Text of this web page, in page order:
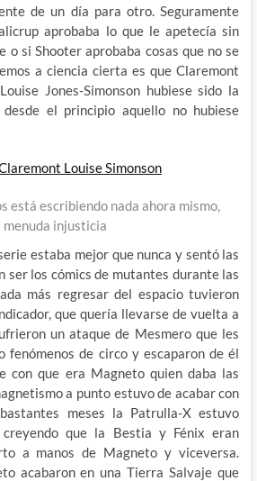
de un día para otro. Seguramente
aprobaba lo que le apetecía sin
o si Shooter aprobaba cosas que no se
a ciencia cierta es que Claremont
Jones-Simonson hubiese sido la
el principio aquello no hubiese
está escribiendo nada ahora mismo,
menuda injusticia
estaba mejor que nunca y sentó las
ser los cómics de mutantes durante las
más regresar del espacio tuvieron
que quería llevarse de vuelta a
un ataque de Mesmero que les
fenómenos de circo y escaparon de él
con que era Magneto quien daba las
a punto estuvo de acabar con
meses la Patrulla-X estuvo
que la Bestia y Fénix eran
a manos de Magneto y viceversa.
acabaron en una Tierra Salvaje que